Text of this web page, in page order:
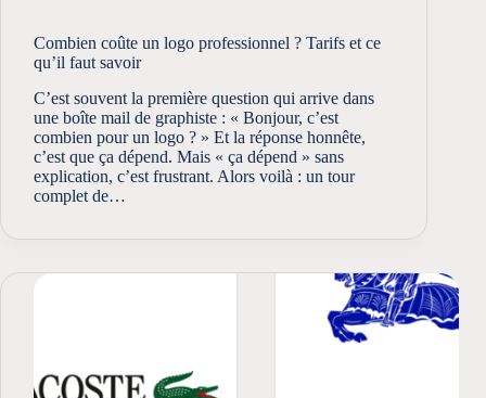
Combien coûte un logo professionnel ? Tarifs et ce
qu’il faut savoir
C’est souvent la première question qui arrive dans
une boîte mail de graphiste : « Bonjour, c’est
combien pour un logo ? » Et la réponse honnête,
c’est que ça dépend. Mais « ça dépend » sans
explication, c’est frustrant. Alors voilà : un tour
complet de…